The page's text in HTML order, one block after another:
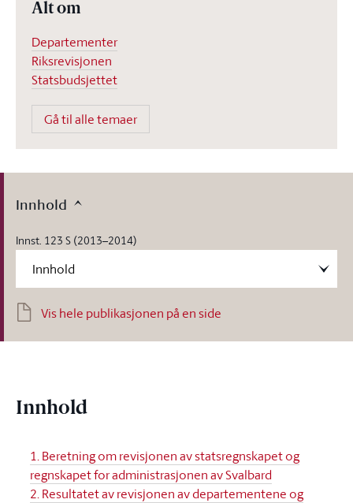
Alt om
Departementer
Riksrevisjonen
Statsbudsjettet
Gå til alle temaer
Innhold
Innst. 123 S (2013–2014)
Vis hele publikasjonen på en side
Innhold
1. Beretning om revisjonen av statsregnskapet og
regnskapet for administrasjonen av Svalbard
2. Resultatet av revisjonen av departementene og